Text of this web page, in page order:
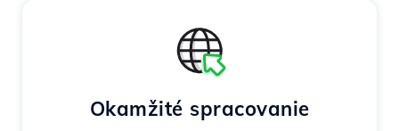
Okamžité spracovanie